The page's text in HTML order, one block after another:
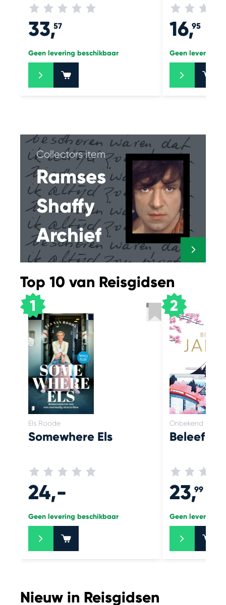
33,57
Geen levering beschikbaar
+
16,95
Geen levering
+
Collectors item
Ramses
Shaffy
Archief
Top 10 van Reisgidsen
1
Els Roode
Somewhere Els
24,-
Geen levering beschikbaar
+
2
Onbekend
Beleef
23,99
Geen levering
+
Nieuw in Reisgidsen